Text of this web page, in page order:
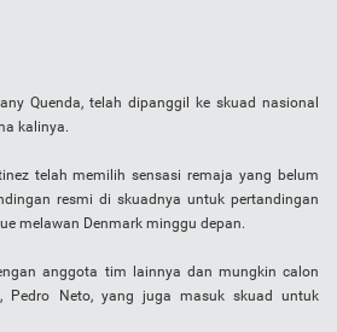
Quenda, telah dipanggil ke skuad nasional
kalinya.
telah memilih sensasi remaja yang belum
resmi di skuadnya untuk pertandingan
melawan Denmark minggu depan.
anggota tim lainnya dan mungkin calon
Pedro Neto, yang juga masuk skuad untuk